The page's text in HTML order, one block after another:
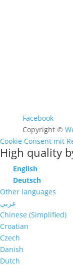
Facebook
Copyright ©
Cookie Consent mit
High quality
English
Deutsch
Other languages
عربي
Chinese (Simplified)
Croatian
Czech
Danish
Dutch